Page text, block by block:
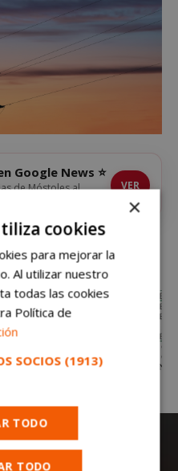
Google News ⭐
de Móstoles al
VER
el día 1 de junio: varias calles
×
cookies
para mejorar la
Al utilizar nuestro
todas las cookies
Política de
SOCIOS (1913)
TODO
TODO